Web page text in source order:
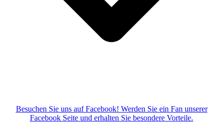
Besuchen Sie uns auf Facebook! Werden Sie ein Fan unserer
Facebook Seite und erhalten Sie besondere Vorteile.